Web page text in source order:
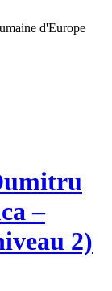
d'Europe
–
2)